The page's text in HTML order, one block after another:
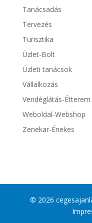
Tanácsadás
Tervezés
Turisztika
Üzlet-Bolt
Üzleti tanácsok
Vállalkozás
Vendéglátás-Étterem
Weboldal-Webshop
Zenekar-Énekes
© 2026